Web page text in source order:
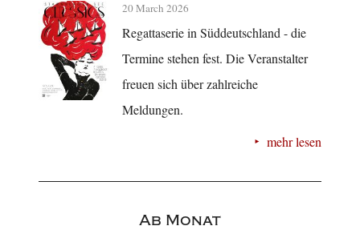
20 March 2026
Regattaserie in Süddeutschland - die
Termine stehen fest. Die Veranstalter
freuen sich über zahlreiche
Meldungen.
mehr lesen
Ab Monat